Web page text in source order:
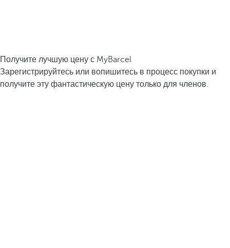
Получите лучшую цену с MyBarcel
Зарегистрируйтесь или вопишитесь в процесс покупки и
получите эту фантастическую цену только для членов.